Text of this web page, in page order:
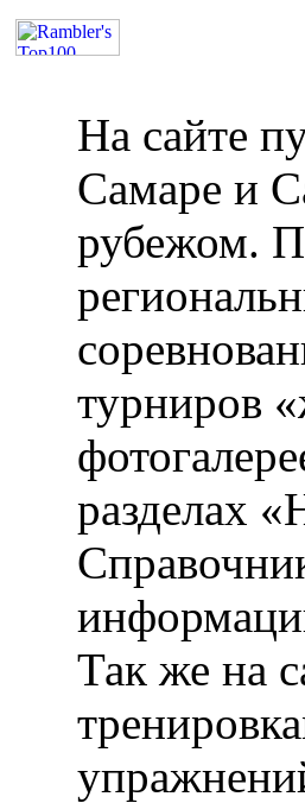
На сайте
Самаре и
рубежом.
турниров
разделах
Так же на